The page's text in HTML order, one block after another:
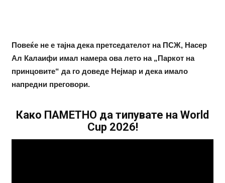
Арсенал со 138 милиони евра тргнува по ѕвездата на Серија А?
Повеќе не е тајна дека претседателот на ПСЖ, Насер
Ал Калаифи имал намера ова лето на „Паркот на
принцовите“ да го доведе Нејмар и дека имало
напредни преговори.
Како ПАМЕТНО да типувате на World
Cup 2026!